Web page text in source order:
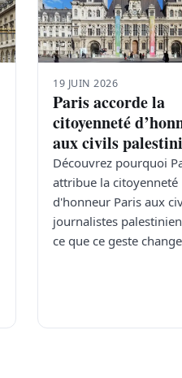
19 JUIN 2026
Paris accorde la
citoyenneté
aux civils
Découvrez pourquoi
attribue la citoyenneté
d'honneur Paris aux
journalistes
ce que ce geste